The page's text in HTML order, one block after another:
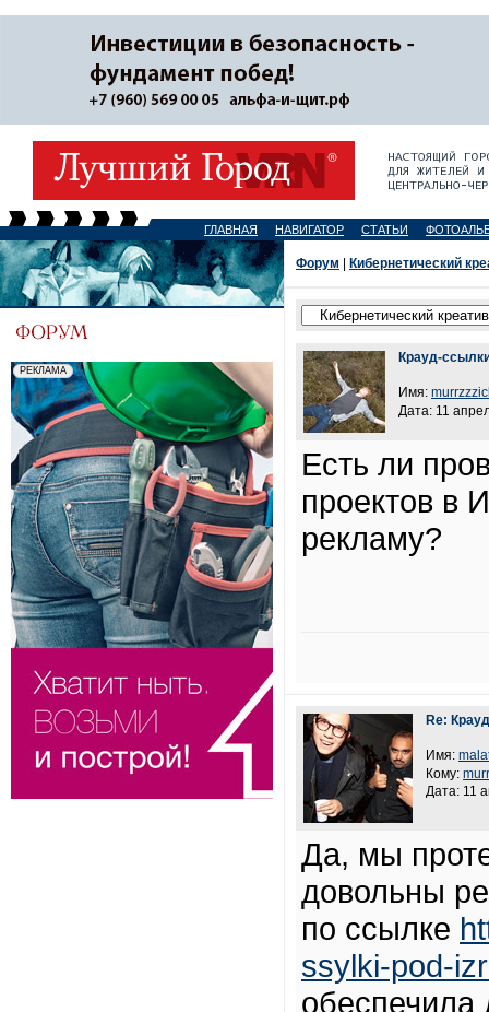
ГЛАВНАЯ НАВИГАТОР СТАТЬИ
Форум Кибернетический
Крауд-
Имя:
Дата: 11
Есть ли
проектов в
рекламу?
Re:
Имя:
Кому:
Дата: 11
Да, мы
довольны
по ссылке
ssylki-pod-
обеспечила